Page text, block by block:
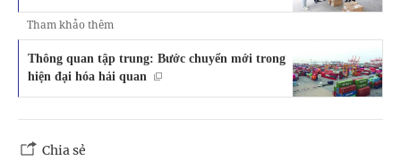
Tham khảo thêm
Thông quan tập trung: Bước chuyển mới trong
hiện đại hóa hải quan
Chia sẻ